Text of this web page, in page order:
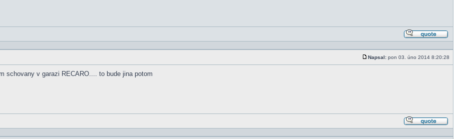
Příspěvek
Napsal: pon 03. úno 2014 8:20:28
schovany v garazi RECARO.... to bude jina potom